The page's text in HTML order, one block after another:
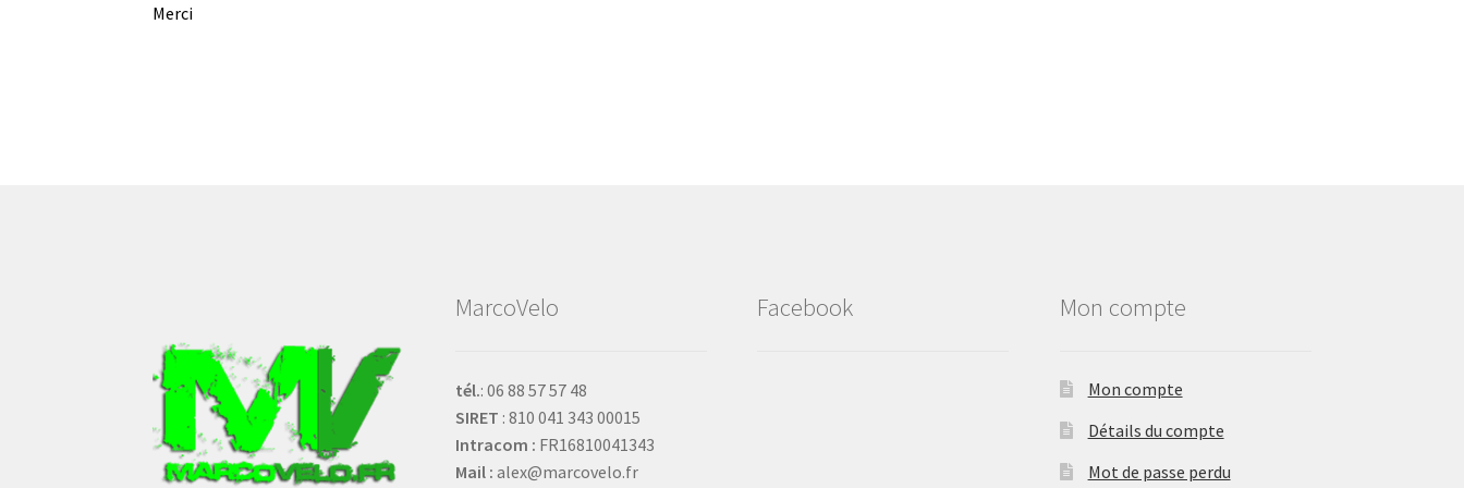
Merci
MarcoVelo
tél.: 06 88 57 57 48
SIRET : 810 041 343 00015
Intracom : FR16810041343
Mail : alex@marcovelo.fr
Facebook Mon compte
Mon compte
Détails du compte
Mot de passe perdu